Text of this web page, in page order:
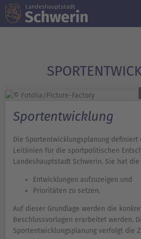
Sportentwicklung
Die Sportentwicklungsplanung definiert
Leitlinien für die sportpolitischen
Landeshauptstadt Schwerin. Sie hat die
Entwicklungen aufzuzeigen und
Prioritäten zu setzen.
Auf dieser Grundlage werden die
Beschlussvorlagen erarbeitet werden.
Sportentwicklungsplanung verfolgt die